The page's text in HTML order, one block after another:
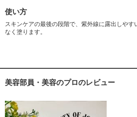
使い方
スキンケアの最後の段階で、紫外線に露出しやす
なく塗ります。
美容部員・美容のプロのレビュー